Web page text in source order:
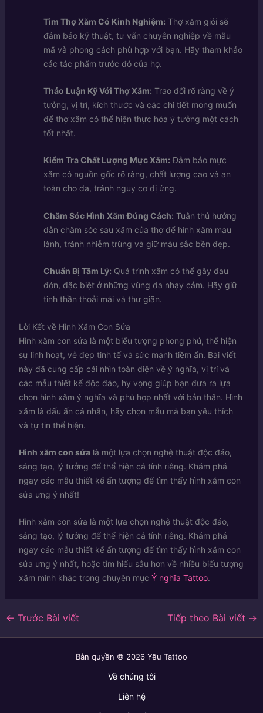
Tìm Thợ Xăm Có Kinh Nghiệm: Thợ xăm giỏi sẽ
đảm bảo kỹ thuật, tư vấn chuyên nghiệp về mẫu
mã và phong cách phù hợp với bạn. Hãy tham khảo
các tác phẩm trước đó của họ.
Thảo Luận Kỹ Với Thợ Xăm: Trao đổi rõ ràng về ý
tưởng, vị trí, kích thước và các chi tiết mong muốn
để thợ xăm có thể hiện thực hóa ý tưởng một cách
tốt nhất.
Kiểm Tra Chất Lượng Mực Xăm: Đảm bảo mực
xăm có nguồn gốc rõ ràng, chất lượng cao và an
toàn cho da, tránh nguy cơ dị ứng.
Chăm Sóc Hình Xăm Đúng Cách: Tuân thủ hướng
dẫn chăm sóc sau xăm của thợ để hình xăm mau
lành, tránh nhiễm trùng và giữ màu sắc bền đẹp.
Chuẩn Bị Tâm Lý: Quá trình xăm có thể gây đau
đớn, đặc biệt ở những vùng da nhạy cảm. Hãy giữ
tinh thần thoải mái và thư giãn.
Lời Kết về Hình Xăm Con Sứa
Hình xăm con sứa là một biểu tượng phong phú, thể hiện
sự linh hoạt, vẻ đẹp tinh tế và sức mạnh tiềm ẩn. Bài viết
này đã cung cấp cái nhìn toàn diện về ý nghĩa, vị trí và
các mẫu thiết kế độc đáo, hy vọng giúp bạn đưa ra lựa
chọn hình xăm ý nghĩa và phù hợp nhất với bản thân. Hình
xăm là dấu ấn cá nhân, hãy chọn mẫu mà bạn yêu thích
và tự tin thể hiện.
Hình xăm con sứalà một lựa chọn nghệ thuật độc đáo,
sáng tạo, lý tưởng để thể hiện cá tính riêng. Khám phá
ngay các mẫu thiết kế ấn tượng để tìm thấy hình xăm con
sứa ưng ý nhất!
Hình xăm con sứa là một lựa chọn nghệ thuật độc đáo,
sáng tạo, lý tưởng để thể hiện cá tính riêng. Khám phá
ngay các mẫu thiết kế ấn tượng để tìm thấy hình xăm con
sứa ưng ý nhất, hoặc tìm hiểu sâu hơn về nhiều biểu tượng
xăm mình khác trong chuyên mục Ý nghĩa Tattoo.
← Trước Bài viết Tiếp theo Bài viết →
Bản quyền © 2026 Yêu Tattoo
Về chúng tôi
Liên hệ